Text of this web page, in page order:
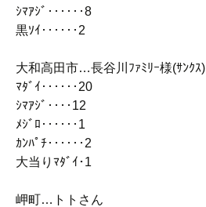
ｼﾏｱｼﾞ‥‥‥8
黒ｿｲ‥‥‥2
大和高田市…長谷川ﾌｧﾐﾘｰ様(ｻﾝｸｽ)
ﾏﾀﾞｲ‥‥‥20
ｼﾏｱｼﾞ‥‥12
ﾒｼﾞﾛ‥‥‥1
ｶﾝﾊﾟﾁ‥‥‥2
大当りﾏﾀﾞｲ･1
岬町…トトさん